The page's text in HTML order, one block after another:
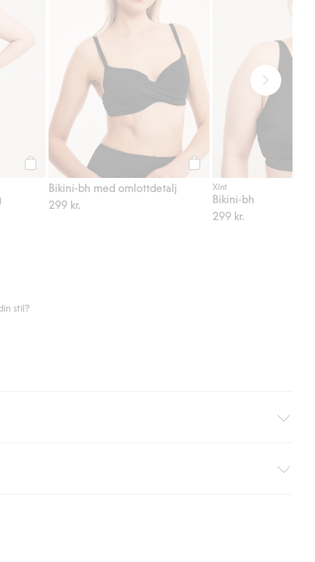
Köp
Bikini-bh med omlottdetalj
299 kr.
Xlnt
Bikini-bh
299 kr.
stil?
ej hemleverans). Frakten tas bort per automatik efter du